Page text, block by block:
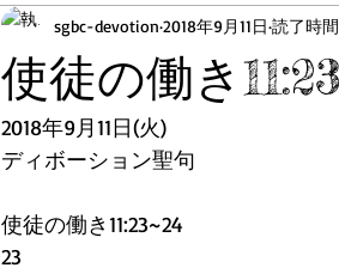
使徒の働き
sgbc-devotion 2018年9月11日 読了時
2018年9月11日(火)
ディボーション聖句
使徒の働き11:23~24
23